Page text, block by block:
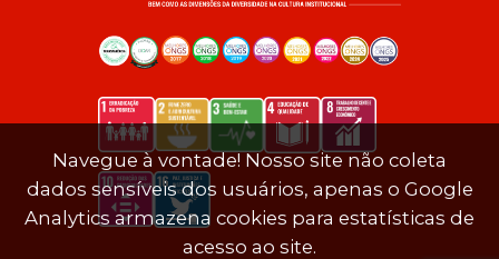
Navegue à vontade! Nosso site não coleta
dados sensíveis dos usuários, apenas o Google
Analytics armazena cookies para estatísticas de
acesso ao site.